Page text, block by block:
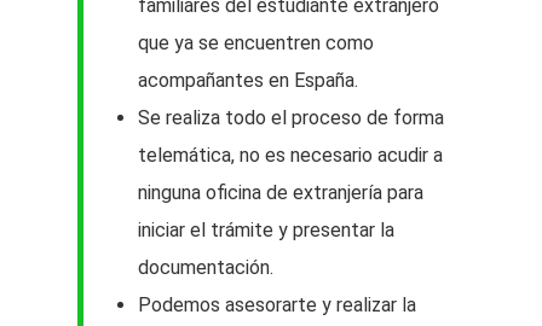
familiares del estudiante extranjero
que ya se encuentren como
acompañantes en España.
Se realiza todo el proceso de forma
telemática, no es necesario acudir a
ninguna oficina de extranjería para
iniciar el trámite y presentar la
documentación.
Podemos asesorarte y realizar la